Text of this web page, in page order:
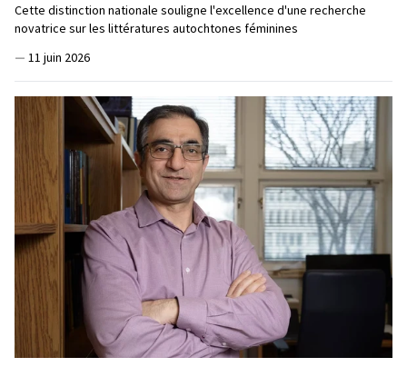
Cette distinction nationale souligne l'excellence d'une recherche
novatrice sur les littératures autochtones féminines
— 11 juin 2026